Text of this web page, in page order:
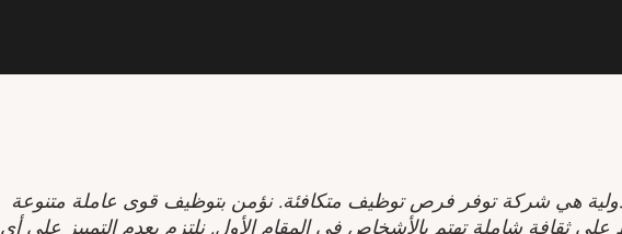
هي شركة توفر فرص توظيف متكافئة. نؤمن بتوظيف قوى عاملة متنوعة
على ثقافة شاملة تهتم بالأشخاص في المقام الأول. نلتزم بعدم التمييز على أي